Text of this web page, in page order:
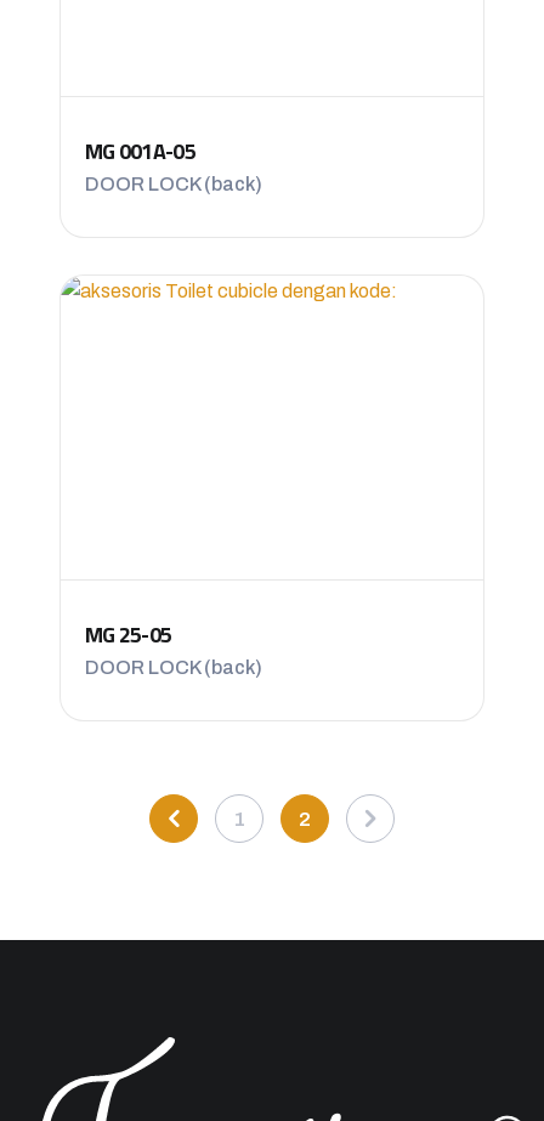
MG 001A-05
DOOR LOCK (back)
MG 25-05
DOOR LOCK (back)
1 2